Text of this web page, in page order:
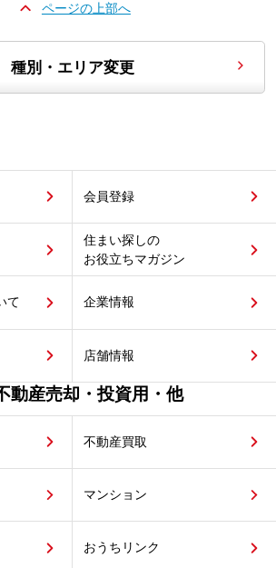
ページの上部へ
種別・エリア変更
会員登録
住まい探しの
お役立ちマガジン
て 企業情報
店舗情報
動産売却・投資用・他
不動産買取
マンション
おうちリンク